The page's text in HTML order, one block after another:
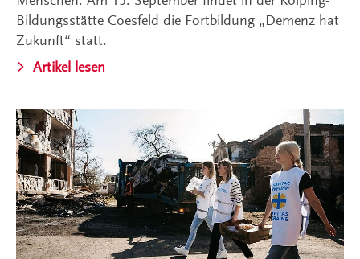
Bildungsstätte Coesfeld die Fortbildung „Demenz hat
Zukunft“ statt.
Artikel lesen